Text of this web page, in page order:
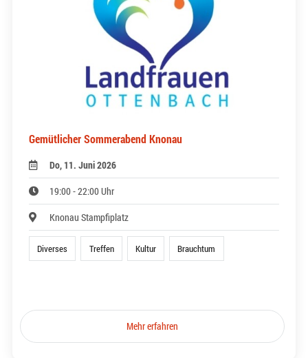
Gemütlicher Sommerabend Knonau
Do, 11. Juni 2026
19:00 - 22:00 Uhr
Knonau Stampfiplatz
Diverses Treffen Kultur Brauchtum
Mehr erfahren